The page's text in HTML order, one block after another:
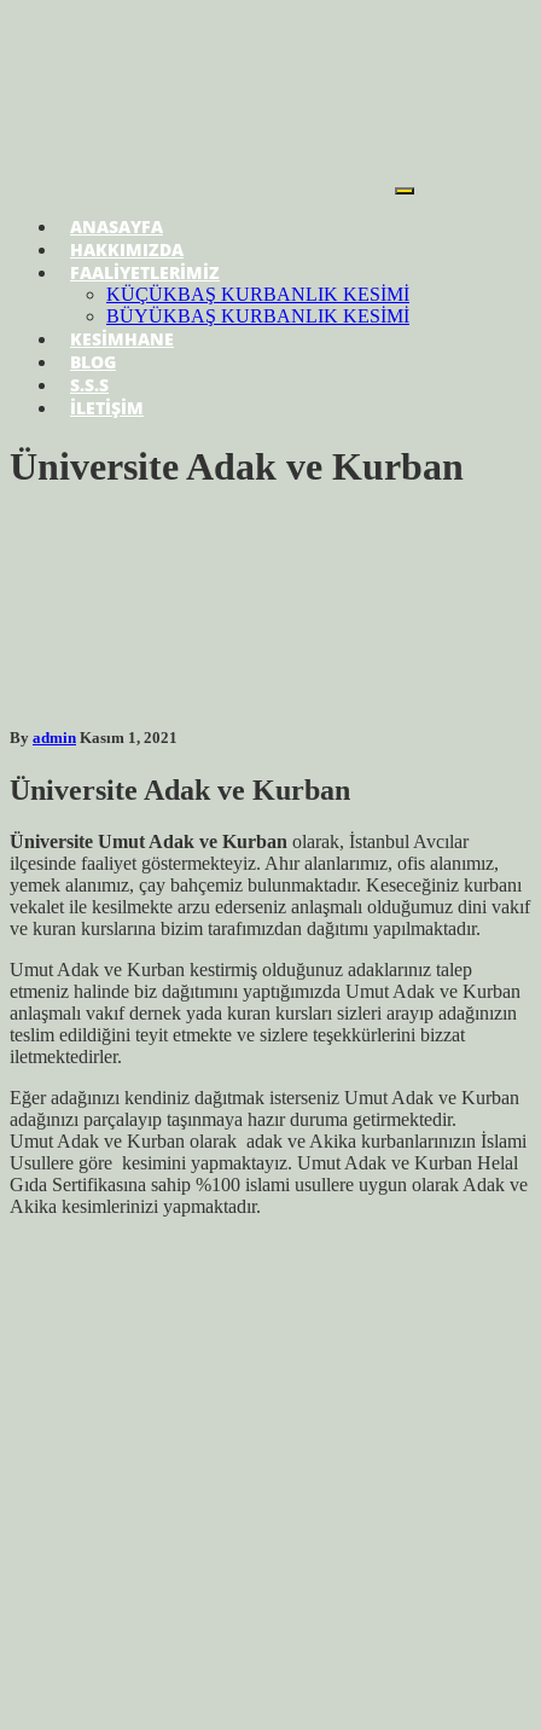
ANASAYFA
HAKKIMIZDA
FAALİYETLERİMİZ
KÜÇÜKBAŞ KURBANLIK KESİMİ
BÜYÜKBAŞ KURBANLIK KESİMİ
KESİMHANE
BLOG
S.S.S
İLETİŞİM
Üniversite Adak ve Kurban
By admin Kasım 1, 2021
Üniversite Adak ve Kurban
Üniversite Umut Adak ve Kurban olarak, İstanbul Avcılar
ilçesinde faaliyet göstermekteyiz. Ahır alanlarımız, ofis alanımız,
yemek alanımız, çay bahçemiz bulunmaktadır. Keseceğiniz kurbanı
vekalet ile kesilmekte arzu ederseniz anlaşmalı olduğumuz dini vakıf
ve kuran kurslarına bizim tarafımızdan dağıtımı yapılmaktadır.
Umut Adak ve Kurban kestirmiş olduğunuz adaklarınız talep
etmeniz halinde biz dağıtımını yaptığımızda Umut Adak ve Kurban
anlaşmalı vakıf dernek yada kuran kursları sizleri arayıp adağınızın
teslim edildiğini teyit etmekte ve sizlere teşekkürlerini bizzat
iletmektedirler.
Eğer adağınızı kendiniz dağıtmak isterseniz Umut Adak ve Kurban
adağınızı parçalayıp taşınmaya hazır duruma getirmektedir.
Umut Adak ve Kurban olarak adak ve Akika kurbanlarınızın İslami
Usullere göre kesimini yapmaktayız. Umut Adak ve Kurban Helal
Gıda Sertifikasına sahip %100 islami usullere uygun olarak Adak ve
Akika kesimlerinizi yapmaktadır.